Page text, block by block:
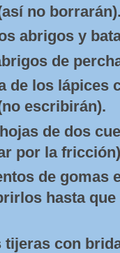
no
abrigos y
de
de los lápices
escribirán).
de dos
por la
de gomas
hasta que
tijeras con